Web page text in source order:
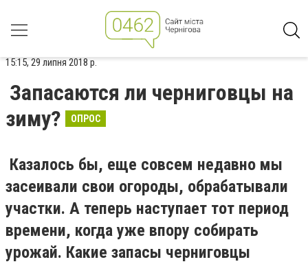
15:15, 29 липня 2018 р.
Запасаются ли черниговцы на
зиму?
ОПРОС
Казалось бы, еще совсем недавно мы
засеивали свои огороды, обрабатывали
участки. А теперь наступает тот период
времени, когда уже впору собирать
урожай. Какие запасы черниговцы